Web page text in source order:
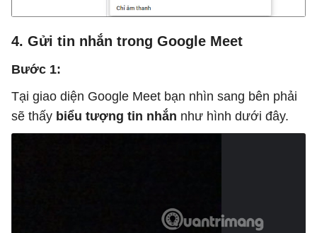
4. Gửi tin nhắn trong Google Meet
Bước 1:
Tại giao diện Google Meet bạn nhìn sang bên phải
sẽ thấy biểu tượng tin nhắn như hình dưới đây.